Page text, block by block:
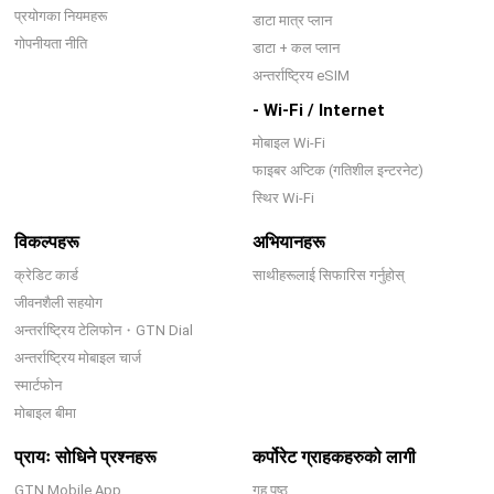
प्रयोगका नियमहरू
गोपनीयता नीति
डाटा मात्र प्लान
डाटा + कल प्लान
अन्तर्राष्ट्रिय eSIM
- Wi-Fi / Internet
मोबाइल Wi-Fi
फाइबर अप्टिक (गतिशील इन्टरनेट)
स्थिर Wi-Fi
विकल्पहरू
क्रेडिट कार्ड
जीवनशैली सहयोग
अन्तर्राष्ट्रिय टेलिफोन・GTN Dial
अन्तर्राष्ट्रिय मोबाइल चार्ज
स्मार्टफोन
मोबाइल बीमा
अभियानहरू
साथीहरूलाई सिफारिस गर्नुहोस्
प्रायः सोधिने प्रश्नहरू
GTN Mobile App
कर्पोरेट ग्राहकहरुको लागी
गृह पृष्ठ